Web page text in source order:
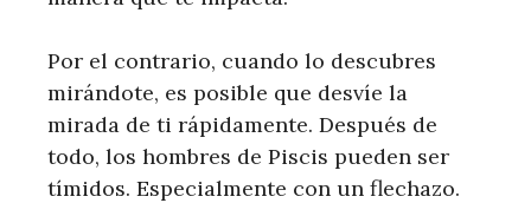
Por el contrario, cuando lo descubres
mirándote, es posible que desvíe la
mirada de ti rápidamente. Después de
todo, los hombres de Piscis pueden ser
tímidos. Especialmente con un flechazo.